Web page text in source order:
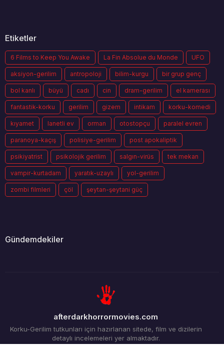
Etiketler
6 Films to Keep You Awake La Fin Absolue du Monde UFO
aksiyon-gerilim antropoloji bilim-kurgu bir grup genç
bol kanlı büyü cadı cin dram-gerilim el kamerası
fantastik-korku gerilim gizem intikam korku-komedi
kıyamet lanetli ev orman otostopçu paralel evren
paranoya-kaçış polisiye-gerilim post apokaliptik
psikiyatrist psikolojik gerilim salgın-virüs tek mekan
vampir-kurtadam yaratık-uzaylı yol-gerilim
zombi filmleri çöl şeytan-şeytani güç
Gündemdekiler
afterdarkhorrormovies.com
Korku-Gerilim tutkunları için hazırlanan sitede, film ve dizilerin
detaylı incelemeleri yer almaktadır.